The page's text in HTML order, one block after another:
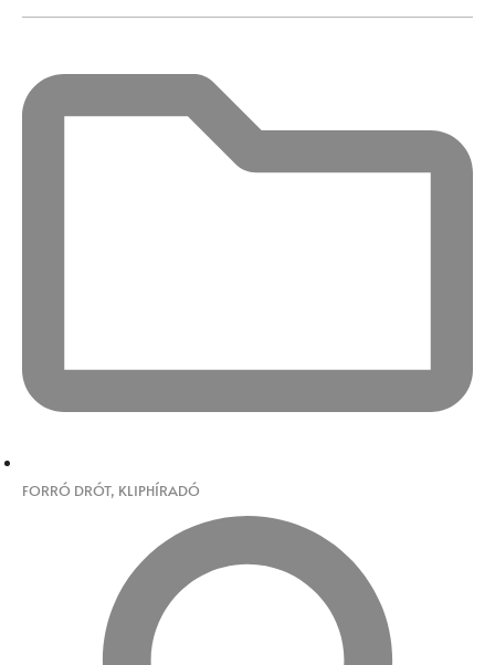
FORRÓ DRÓT, KLIPHÍRADÓ